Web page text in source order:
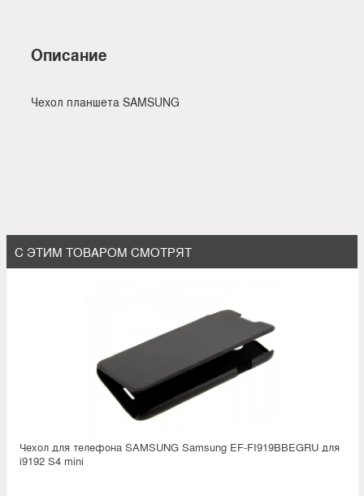
Описание
Чехол планшета SAMSUNG
С ЭТИМ ТОВАРОМ СМОТРЯТ
Чехол для телефона SAMSUNG Samsung EF-FI919BBEGRU для
i9192 S4 mini